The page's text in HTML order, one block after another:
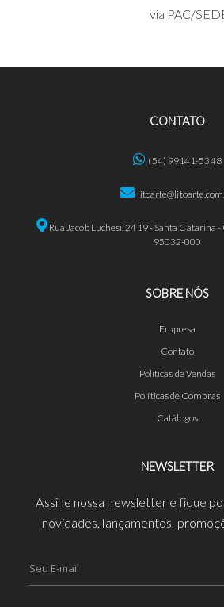
via PAC/
CONTATO
(54) 99141-5348
Rua Jacob Luchesi, 2419 - Santa Catarina -
95032-000
SOBRE NÓS
Empresa
Contato
Políticas de Vendas
Políticas de Compras
Catálogos
NEWSLETTER
Assine nossa newsletter e fique
novidades, lançamentos,